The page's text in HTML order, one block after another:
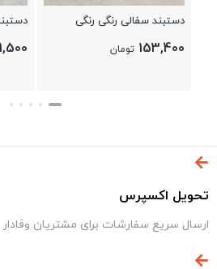
دستبند سفالی رنگی رنگی
153,400 تومان
تحویل اکسپرس
ارسال سریع سفارشات برای مشتریان وفادار